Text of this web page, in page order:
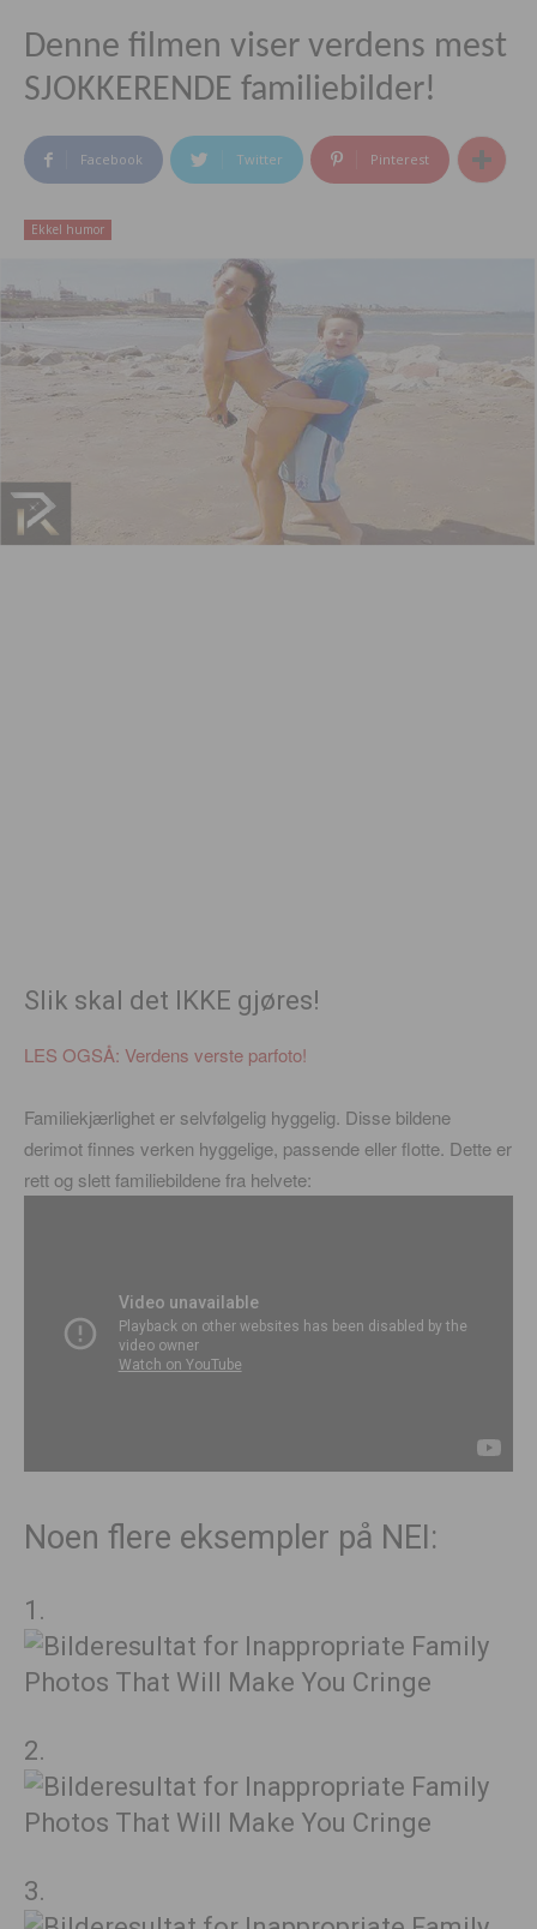
Denne filmen viser verdens mest
SJOKKERENDE familiebilder!
Facebook Twitter Pinterest
Ekkel humor
Slik skal det IKKE gjøres!
LES OGSÅ: Verdens verste parfoto!
Familiekjærlighet er selvfølgelig hyggelig. Disse bildene
derimot finnes verken hyggelige, passende eller flotte. Dette er
rett og slett familiebildene fra helvete:
Noen flere eksempler på NEI:
1.
2.
3.